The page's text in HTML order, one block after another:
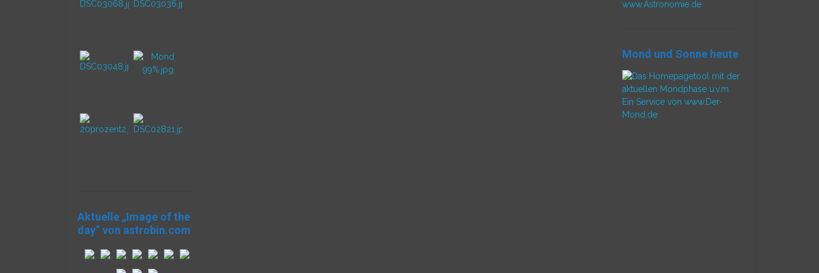
Aktuelle „Image of the
day“ von astrobin.com
www.Astronomie.de
Mond und Sonne heute
Ein Service von www.Der-
Mond.de